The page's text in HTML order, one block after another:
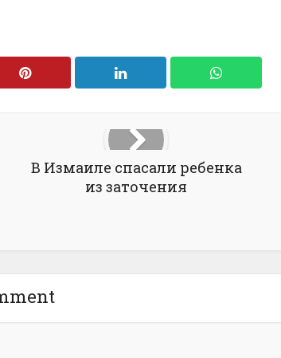
В Измаиле спасали ребенка
из заточения